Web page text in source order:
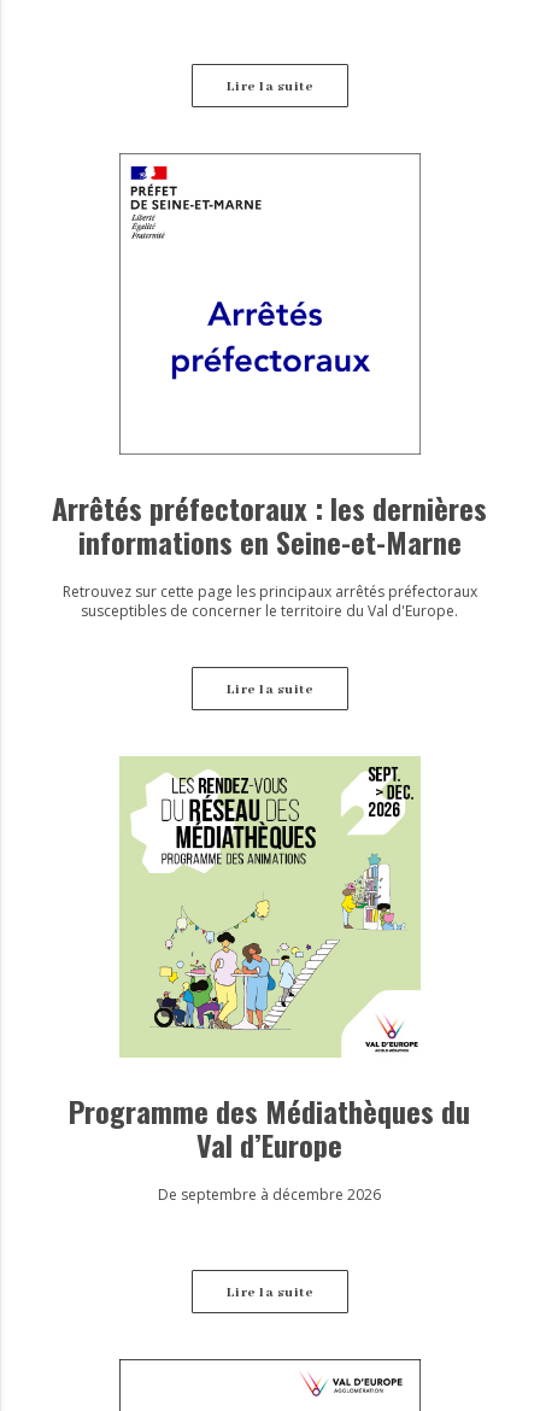
Lire la suite
Arrêtés préfectoraux : les dernières
informations en Seine-et-Marne
Retrouvez sur cette page les principaux arrêtés préfectoraux
susceptibles de concerner le territoire du Val d'Europe.
Lire la suite
Programme des Médiathèques du
Val d’Europe
De septembre à décembre 2026
Lire la suite